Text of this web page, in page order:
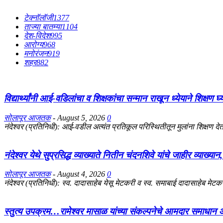
टेक्नॉलॉजी1377
ताज्या बातम्या1104
देश-विदेश995
आरोग्य968
मनोरंजन919
शहर882
विद्यार्थ्यांनी आई-वडिलांचा व शिक्षकांचा सन्मान राखून ध्येयाने
सोलापूर आजतक - August 5, 2026 0
नंदेश्वर (प्रतिनिधी): आई-वडील अत्यंत प्रतिकूल परिस्थितीतून मुलांना शिक्षण
नंदेश्वर येथे सुप्रसिद्ध व्याख्याते नितीन चंदनशिवे यांचे जाहीर
सोलापूर आजतक - August 4, 2026 0
नंदेश्वर (प्रतिनिधी): स्व. दादासाहेब येसू मेटकरी व स्व. समाबाई दादासाहेब
स्तुत्य उपक्रम…रामेश्वर मासाळ यांच्या संकल्पनेचे आमदार समाधान